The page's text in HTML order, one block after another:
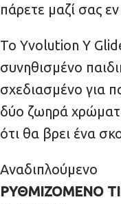
πάρετε μαζί σας εν
Το Yvolution Y
συνηθισμένο
σχεδιασμένο για
δύο ζωηρά
ότι θα βρει ένα
Αναδιπλούμενο
ΡΥΘΜΙΖΟΜΕΝΟ